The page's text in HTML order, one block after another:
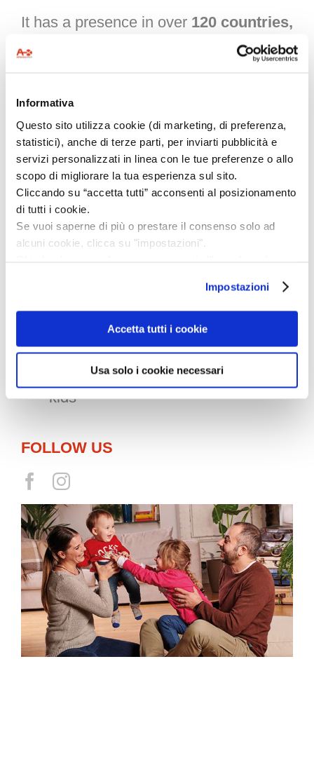
Informativa
Questo sito utilizza cookie (di marketing, di preferenza,
statistici), anche di terze parti, per inviarti pubblicità e
servizi personalizzati in linea con le tue preferenze o allo
scopo di migliorare la tua esperienza sul sito.
Cliccando su “accetta tutti” acconsenti al posizionamento
di tutti i cookie.
Se vuoi saperne di più o prestare il consenso solo ad
alcuni cookie, clicca su "impostazioni".
Privacy policy
Impostazioni
Accetta tutti i cookie
Usa solo i cookie necessari
It has a presence in over 120 countries,
360 single-brand
stores
700 million
TheUnited States market is the second
afterItalyin terms of sales volume.
BUSINESS AREA
Nursing
Newborn
Infant & toddler toys
Shoes & fashion for newborn and
kids
FOLLOW US